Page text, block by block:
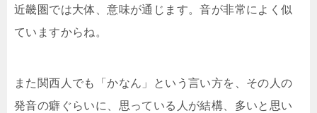
近畿圏では大体、意味が通じます。音が非常によく似
ていますからね。
また関西人でも「かなん」という言い方を、その人の
発音の癖ぐらいに、思っている人が結構、多いと思い